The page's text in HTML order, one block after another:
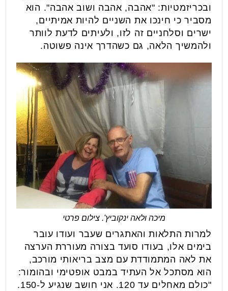
ובכריזמטיות: "אהבה, אהבה ושוב אהבה". הוא
מסביר כי חינכו את השניים להיות אמיתיים,
ישרים וסלחניים זה לזו, ולעיתים לדעת לוותר
ולהמשיך הלאה, גם כשהדרך אינה פשוטה.
מיכה ולאה ינקוביץ'. צילום פרטי
למרות התלאות והאתגרים שעבר ועודו עובר
בימים אלו, בעודו סועד בצורה מעוררת הערצה
את לאה המתמודדת עם מצב בריאותי מורכב,
הוא מסתכל אל העתיד במבט אופטימי ובהומור:
"כולם מאחלים עד 120. אני חושב שנגיע ל-150.